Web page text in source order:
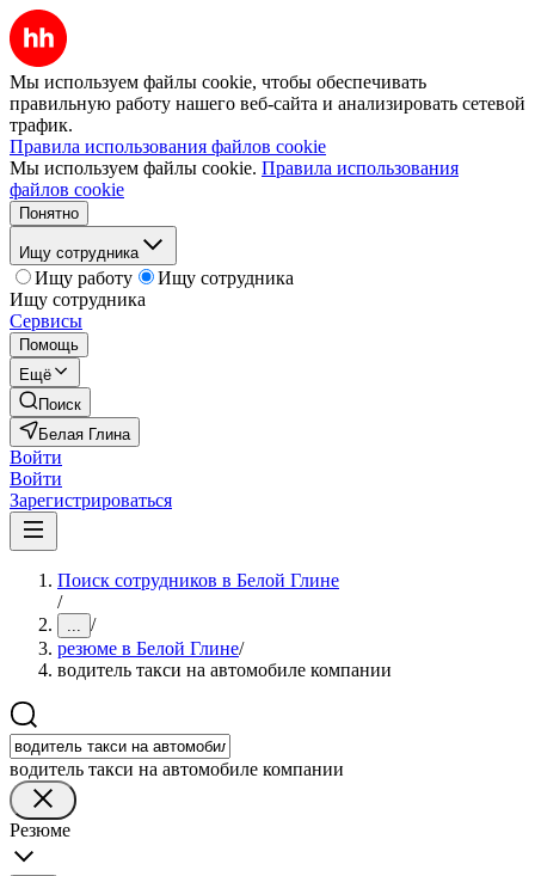
Мы используем файлы cookie, чтобы обеспечивать
правильную работу нашего веб-сайта и анализировать сетевой
трафик.
Правила использования файлов cookie
Мы используем файлы cookie. Правила использования
файлов cookie
Понятно
Ищу сотрудника
Ищу работу
Ищу сотрудника
Ищу сотрудника
Сервисы
Помощь
Ещё
Поиск
Белая Глина
Войти
Войти
Зарегистрироваться
Поиск сотрудников в Белой Глине
/
... /
резюме в Белой Глине/
водитель такси на автомобиле компании
водитель такси на автомобиле компании
Резюме